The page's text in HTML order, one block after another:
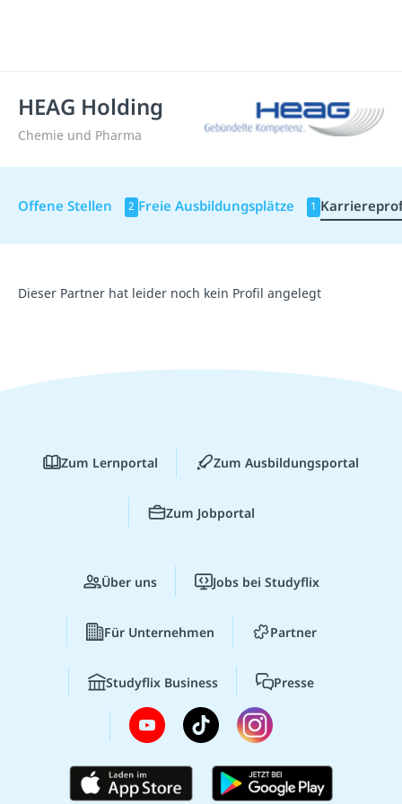
HEAG Holding
Chemie und Pharma
Offene Stellen 2 Freie Ausbildungsplätze 1
Dieser Partner hat leider noch kein Profil angelegt
Zum Lernportal Zum Ausbildungsportal
Zum Jobportal
Über uns Jobs bei Studyflix
Für Unternehmen Partner
Studyflix Business Presse